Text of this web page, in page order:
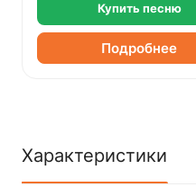
Купить песню
Подробнее
Характеристики